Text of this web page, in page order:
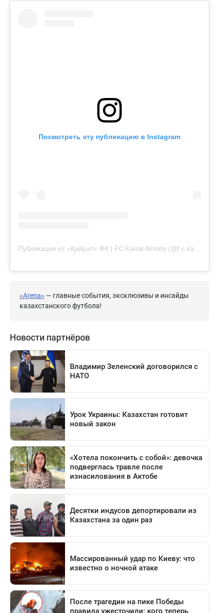
Посмотреть эту публикацию в Instagram
«Arena» — главные события, эксклюзивы и инсайды
казахстанского футбола!